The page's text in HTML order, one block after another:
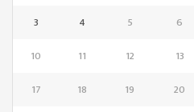
3
4 5 6
10
11 12 13
17
18 19 20